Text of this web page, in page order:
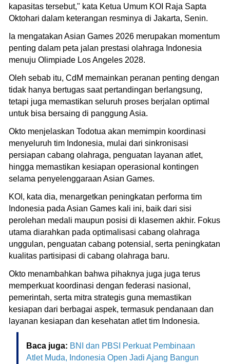
kapasitas tersebut," kata Ketua Umum KOI Raja Sapta
Oktohari dalam keterangan resminya di Jakarta, Senin.
Ia mengatakan Asian Games 2026 merupakan momentum
penting dalam peta jalan prestasi olahraga Indonesia
menuju Olimpiade Los Angeles 2028.
Oleh sebab itu, CdM memainkan peranan penting dengan
tidak hanya bertugas saat pertandingan berlangsung,
tetapi juga memastikan seluruh proses berjalan optimal
untuk bisa bersaing di panggung Asia.
Okto menjelaskan Todotua akan memimpin koordinasi
menyeluruh tim Indonesia, mulai dari sinkronisasi
persiapan cabang olahraga, penguatan layanan atlet,
hingga memastikan kesiapan operasional kontingen
selama penyelenggaraan Asian Games.
KOI, kata dia, menargetkan peningkatan performa tim
Indonesia pada Asian Games kali ini, baik dari sisi
perolehan medali maupun posisi di klasemen akhir. Fokus
utama diarahkan pada optimalisasi cabang olahraga
unggulan, penguatan cabang potensial, serta peningkatan
kualitas partisipasi di cabang olahraga baru.
Okto menambahkan bahwa pihaknya juga juga terus
memperkuat koordinasi dengan federasi nasional,
pemerintah, serta mitra strategis guna memastikan
kesiapan dari berbagai aspek, termasuk pendanaan dan
layanan kesiapan dan kesehatan atlet tim Indonesia.
Baca juga: BNI dan PBSI Perkuat Pembinaan
Atlet Muda, Indonesia Open Jadi Ajang Bangun